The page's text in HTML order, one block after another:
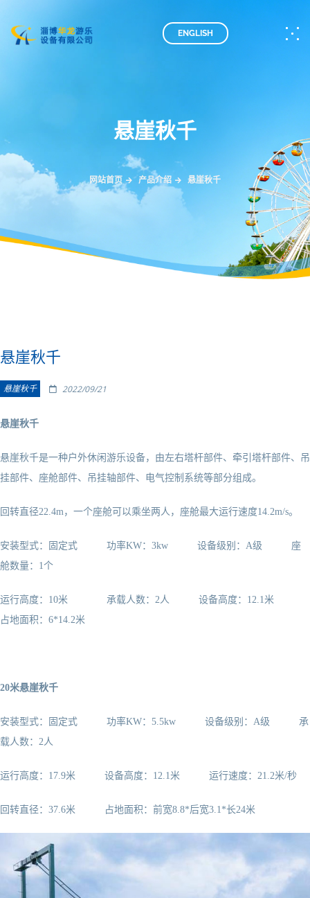
ENGLISH
悬崖秋千
网站首页 产品介绍 悬崖秋千
悬崖秋千
悬崖秋千 2022/09/21
悬崖秋千
悬崖秋千是一种户外休闲游乐设备，由左右塔杆部件、牵引塔杆部件、吊
挂部件、座舱部件、吊挂轴部件、电气控制系统等部分组成。
回转直径22.4m，一个座舱可以乘坐两人，座舱最大运行速度14.2m/s。
安装型式：固定式 功率KW：3kw 设备级别：A级 座
舱数量：1个
运行高度：10米 承载人数：2人 设备高度：12.1米
占地面积：6*14.2米
20米悬崖秋千
安装型式：固定式 功率KW：5.5kw 设备级别：A级 承
载人数：2人
运行高度：17.9米 设备高度：12.1米 运行速度：21.2米/秒
回转直径：37.6米 占地面积：前宽8.8*后宽3.1*长24米